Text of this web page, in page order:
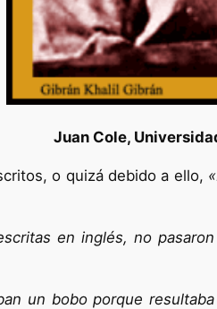
Juan Cole,
o quizá debido a ello,
en inglés, no
un bobo porque